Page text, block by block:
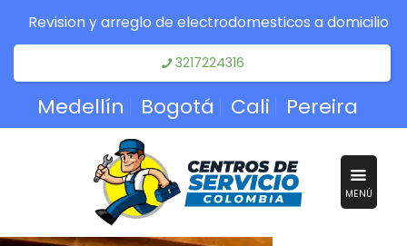
Revision y arreglo de electrodomesticos a domicilio
3217224316
Medellín Bogotá Cali Pereira
MENÚ